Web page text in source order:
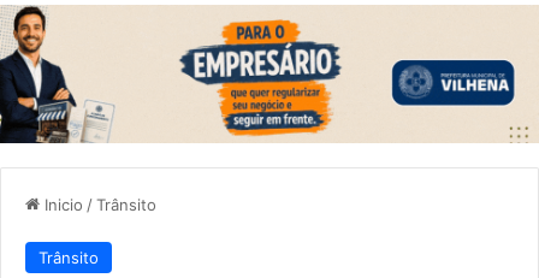
Inicio /Trânsito
Trânsito